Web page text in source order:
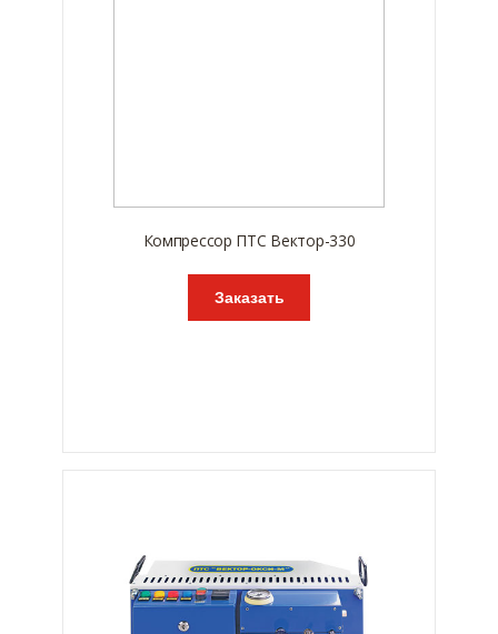
Компрессор ПТС Вектор-330
Заказать